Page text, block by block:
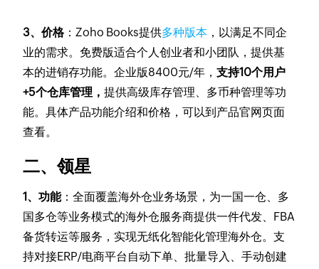
3、价格：Zoho Books提供多种版本 ，以满足不同企
业的需求。免费版适合个人创业者和小团队，提供基
本的进销存功能。企业版8400元/年，支持10个用户
+5个仓库管理，提供高级库存管理、多币种管理等功
能。具体产品功能介绍和价格，可以到产品官网页面
查看。
二、领星
1、功能：全面覆盖海外仓业务场景，为一国一仓、多
国多仓等业务模式的海外仓服务商提供一件代发、FBA
备货转运等服务，实现无纸化智能化管理海外仓。支
持对接ERP/电商平台自动下单、批量导入、手动创建